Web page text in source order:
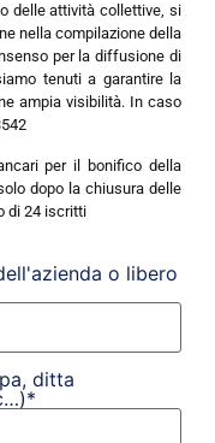
delle attività collettive, si
nella compilazione della
per la diffusione di
tenuti a garantire la
ampia visibilità. In caso
per il bonifico della
dopo la chiusura delle
di 24 iscritti
o libero
ditta